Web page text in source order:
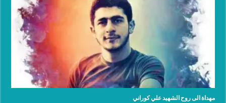
مهداة الى روح الشهيد علي كوراني